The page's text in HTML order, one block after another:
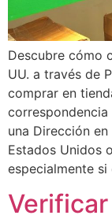
Descubre cómo
UU. a través de
comprar en
correspondencia
una Dirección en
Estados Unidos
especialmente